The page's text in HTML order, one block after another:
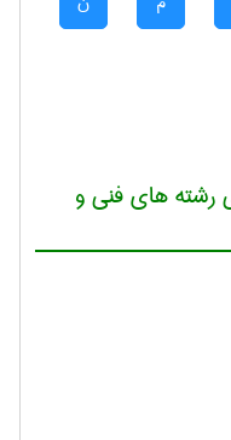
های فنی و